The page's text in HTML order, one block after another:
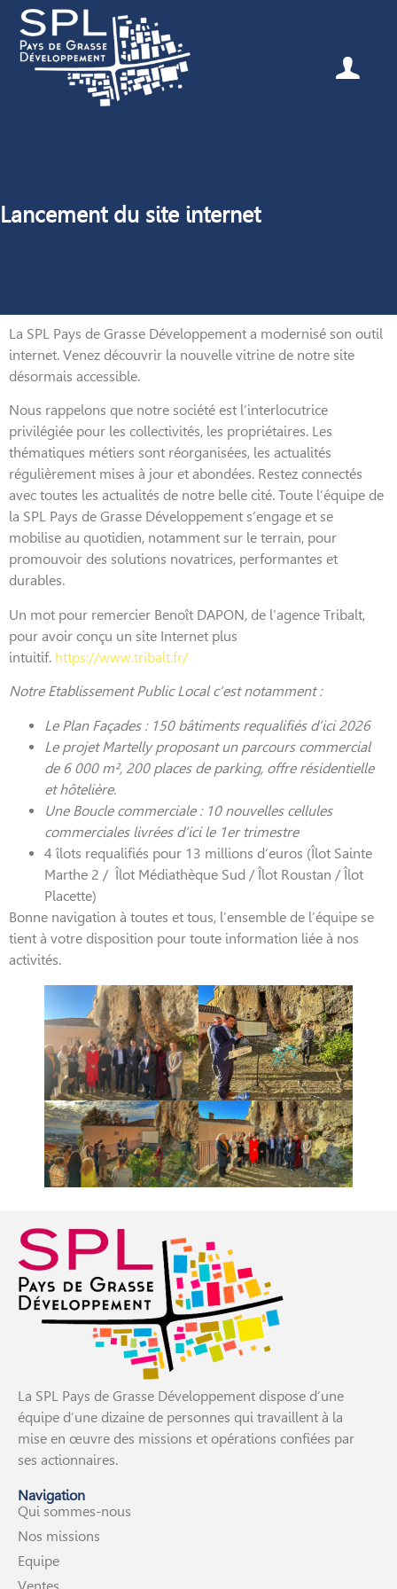
Lancement du site internet
La SPL Pays de Grasse Développement a modernisé son outil
internet. Venez découvrir la nouvelle vitrine de notre site
désormais accessible.
Nous rappelons que notre société est l’interlocutrice
privilégiée pour les collectivités, les propriétaires. Les
thématiques métiers sont réorganisées, les actualités
régulièrement mises à jour et abondées. Restez connectés
avec toutes les actualités de notre belle cité. Toute l’équipe de
la SPL Pays de Grasse Développement s’engage et se
mobilise au quotidien, notamment sur le terrain, pour
promouvoir des solutions novatrices, performantes et
durables.
Un mot pour remercier Benoît DAPON, de l’agence Tribalt,
pour avoir conçu un site Internet plus
intuitif. https://www.tribalt.fr/
Notre Etablissement Public Local c’est notamment :
Le Plan Façades : 150 bâtiments requalifiés d’ici 2026
Le projet Martelly proposant un parcours commercial
de 6 000 m², 200 places de parking, offre résidentielle
et hôtelière.
Une Boucle commerciale : 10 nouvelles cellules
commerciales livrées d’ici le 1er trimestre
4 îlots requalifiés pour 13 millions d’euros (Îlot Sainte
Marthe 2 / Îlot Médiathèque Sud / Îlot Roustan / Îlot
Placette)
Bonne navigation à toutes et tous, l’ensemble de l’équipe se
tient à votre disposition pour toute information liée à nos
activités.
La SPL Pays de Grasse Développement dispose d’une
équipe d’une dizaine de personnes qui travaillent à la
mise en œuvre des missions et opérations confiées par
ses actionnaires.
Navigation
Qui sommes-nous
Nos missions
Equipe